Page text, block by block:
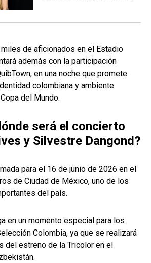
miles de aficionados en el Estadio
además con la participación
en una noche que promete
colombiana y ambiente
del Mundo.
será el concierto
y Silvestre Dangond?
para el 16 de junio de 2026 en el
de Ciudad de México, uno de los
del país.
en un momento especial para los
Colombia, ya que se realizará
del estreno de la Tricolor en el